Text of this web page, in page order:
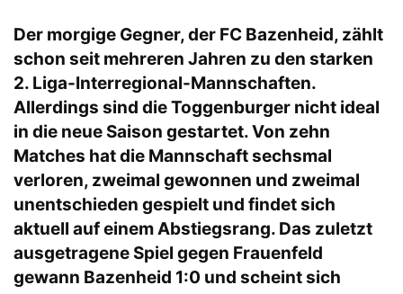
Der morgige Gegner, der FC Bazenheid, zählt
schon seit mehreren Jahren zu den starken
2. Liga-Interregional-Mannschaften.
Allerdings sind die Toggenburger nicht ideal
in die neue Saison gestartet. Von zehn
Matches hat die Mannschaft sechsmal
verloren, zweimal gewonnen und zweimal
unentschieden gespielt und findet sich
aktuell auf einem Abstiegsrang. Das zuletzt
ausgetragene Spiel gegen Frauenfeld
gewann Bazenheid 1:0 und scheint sich